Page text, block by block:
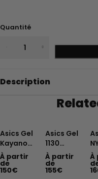
Quantité
Description
Asics Gel
Kayano
14 Oyster
White
Steeple
À partir
de
150€
Asics Gel
1130
White
Pure
Silver
À partir
de
155€
À